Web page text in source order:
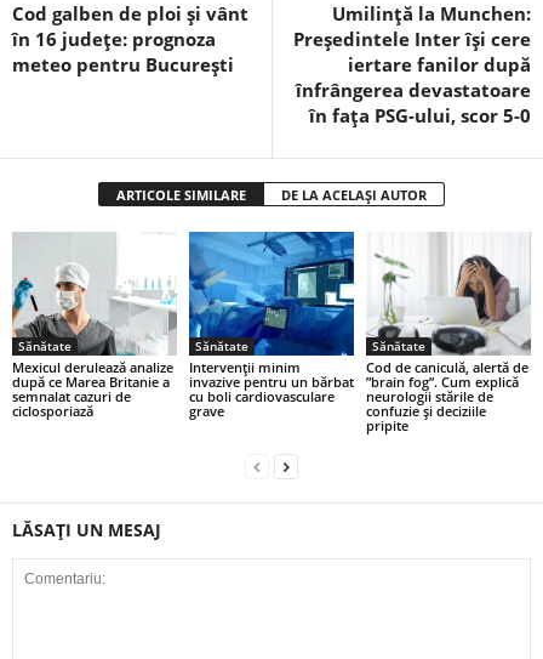
Cod galben de ploi și vânt
în 16 județe: prognoza
meteo pentru București
Umilință la Munchen:
Președintele Inter își cere
iertare fanilor după
înfrângerea devastatoare
în fața PSG-ului, scor 5-0
ARTICOLE SIMILARE DE LA ACELAȘI AUTOR
Sănătate
Mexicul derulează analize
după ce Marea Britanie a
semnalat cazuri de
ciclosporiază
Sănătate
Intervenții minim
invazive pentru un bărbat
cu boli cardiovasculare
grave
Sănătate
Cod de caniculă, alertă de
”brain fog”. Cum explică
neurologii stările de
confuzie și deciziile
pripite
LĂSAȚI UN MESAJ